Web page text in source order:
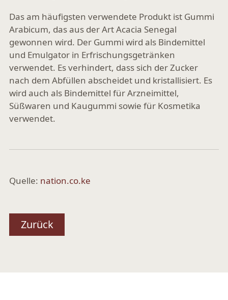
Das am häufigsten verwendete Produkt ist Gummi
Arabicum, das aus der Art Acacia Senegal
gewonnen wird. Der Gummi wird als Bindemittel
und Emulgator in Erfrischungsgetränken
verwendet. Es verhindert, dass sich der Zucker
nach dem Abfüllen abscheidet und kristallisiert. Es
wird auch als Bindemittel für Arzneimittel,
Süßwaren und Kaugummi sowie für Kosmetika
verwendet.
Quelle: nation.co.ke
Zurück